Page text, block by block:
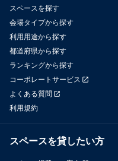
スペースを探す
会場タイプから探す
利用用途から探す
都道府県から探す
ランキングから探す
コーポレートサービス
よくある質問
利用規約
スペースを貸したい方